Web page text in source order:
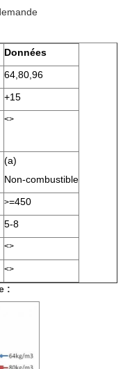
Données
64,80,96
+15
<>
(a)
Non-combustible
>=450
5-8
<>
<>
: